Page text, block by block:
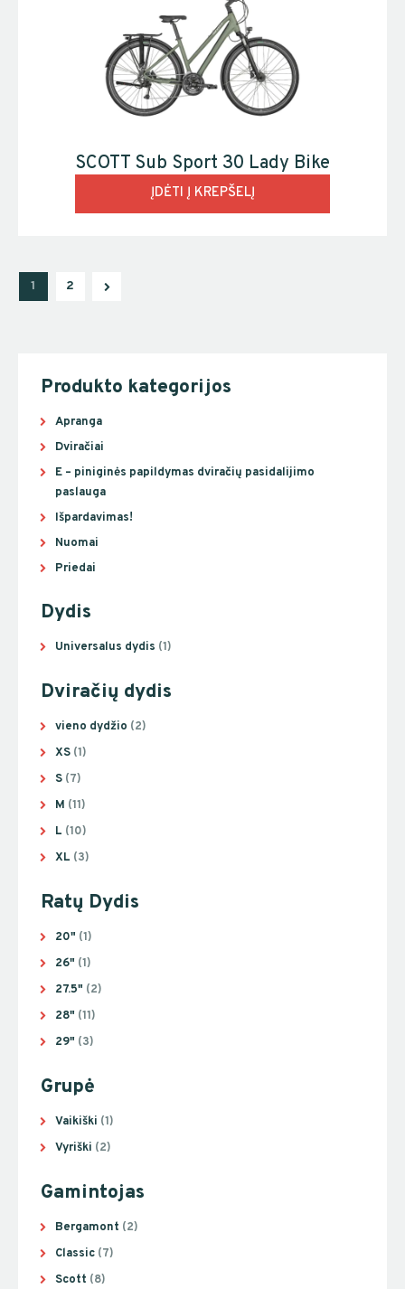
SCOTT Sub Sport 30 Lady Bike
ĮDĖTI Į KREPŠELĮ
1 2
Produkto kategorijos
Apranga
Dviračiai
E – piniginės papildymas dviračių pasidalijimo
paslauga
Išpardavimas!
Nuomai
Priedai
Dydis
Universalus dydis (1)
Dviračių dydis
vieno dydžio (2)
XS (1)
S (7)
M (11)
L (10)
XL (3)
Ratų Dydis
20" (1)
26" (1)
27.5" (2)
28" (11)
29" (3)
Grupė
Vaikiški (1)
Vyriški (2)
Gamintojas
Bergamont (2)
Classic (7)
Scott (8)